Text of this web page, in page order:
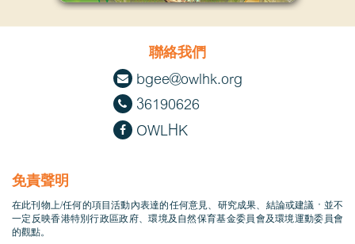
聯絡我們
bgee@owlhk.org
36190626
OWLHK
免責聲明
在此刊物上/任何的項目活動內表達的任何意見、研究成果、結論或建議，並不
一定反映香港特別行政區政府、環境及自然保育基金委員會及環境運動委員會
的觀點。